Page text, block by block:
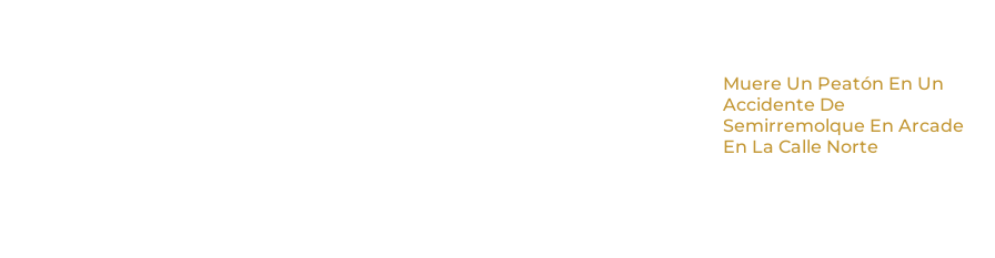
Muere Un Peatón En Un
Accidente De
Semirremolque En Arcade
En La Calle Norte